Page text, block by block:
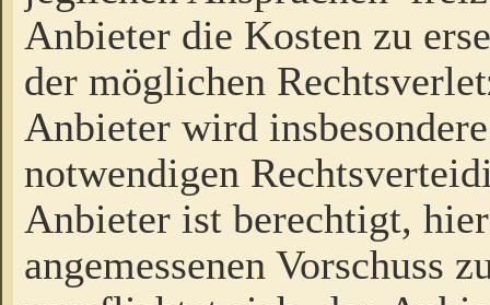
Anbieter die Kosten zu
der möglichen
Anbieter wird
notwendigen
Anbieter ist berechtigt,
angemessenen Vorschuss